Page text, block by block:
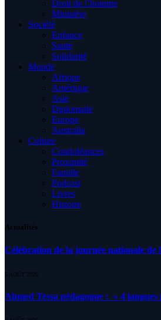
Droit de l’homme
Ministère
Société
Enfance
Santé
Solidarité
Monde
Afrique
Amérique
Asie
Diplomatie
Europe
Australia
Culture
Condoléances
Proximité
Famille
Podcast
Livres
Histoire
Actualités
Célébration de la journée nationale de
5 AOÛT 2026
Ahmed Tessa pédagogue : » 4